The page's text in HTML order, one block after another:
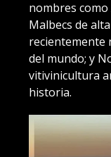
nombres como
Malbecs de
recientemente
del mundo; y
vitivinicultura
historia.